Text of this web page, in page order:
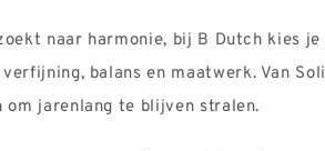
naar harmonie, bij B Dutch kies je
verfijning, balans en maatwerk. Van
jarenlang te blijven stralen.